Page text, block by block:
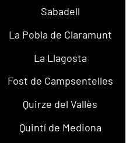
Sabadell
La Pobla de Claramunt
La Llagosta
Fost de Campsentelles
Quirze del Vallès
Quintí de Mediona